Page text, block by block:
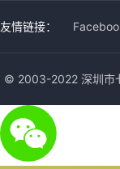
友情链接：
© 2003-2022 深圳市